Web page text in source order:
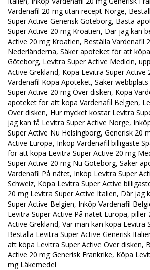
Vardenafil 20 mg utan recept Norge,
Super Active Generisk Göteborg, Bästa
Super Active 20 mg Kroatien, Där jag kan
Active 20 mg Kroatien, Beställa Vardenafil
Nederländerna, Säker apoteket för att
Göteborg, Levitra Super Active Medicin,
Active Grekland, Köpa Levitra Super Active
Vardenafil Köpa Apoteket, Säker
Super Active 20 mg Över disken, Köpa
apoteket för att köpa Vardenafil Belgien,
Över disken, Hur mycket kostar Levitra
jag kan få Levitra Super Active Norge,
Super Active Nu Helsingborg, Generisk 20
Active Europa, Inköp Vardenafil billigaste
för att köpa Levitra Super Active 20 mg
Super Active 20 mg Nu Göteborg, Säker
Vardenafil På nätet, Inköp Levitra Super
Schweiz, Köpa Levitra Super Active
20 mg Levitra Super Active Italien, Där jag
Super Active Belgien, Inköp Vardenafil
Levitra Super Active På nätet Europa, piller
Active Grekland, Var man kan köpa Levitra
Beställa Levitra Super Active Generisk
att köpa Levitra Super Active Över disken,
Active 20 mg Generisk Frankrike, Köpa
mg Läkemedel